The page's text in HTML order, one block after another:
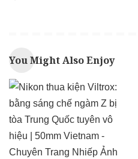
You Might Also Enjoy